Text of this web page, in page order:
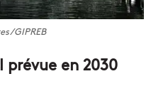
GIPREB
en 2030